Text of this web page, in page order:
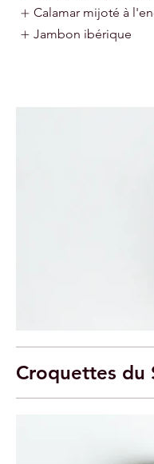
Calamar mijoté à
Jambon ibérique
Croquettes du